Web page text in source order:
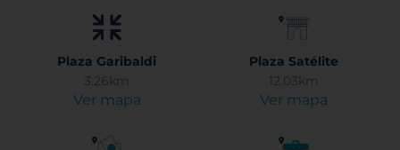
Plaza Garibaldi
3.26km
Ver mapa
Plaza Satélite
12.03km
Ver mapa